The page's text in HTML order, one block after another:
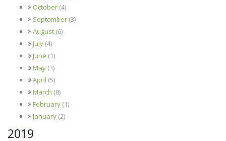
October (4)
September (3)
August (6)
July (4)
June (1)
May (3)
April (5)
March (8)
February (1)
January (2)
2019